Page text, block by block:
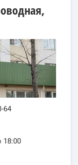
64
18:00